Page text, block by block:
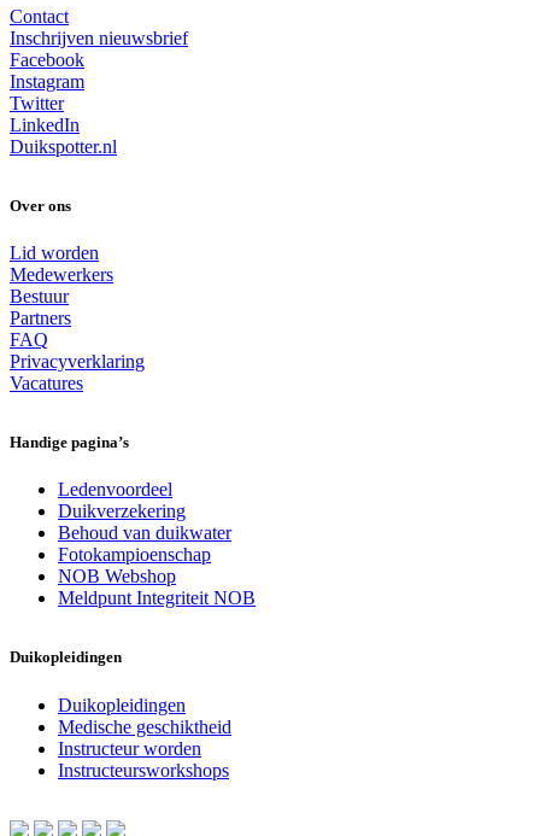
Contact
Inschrijven nieuwsbrief
Facebook
Instagram
Twitter
LinkedIn
Duikspotter.nl
Over ons
Lid worden
Medewerkers
Bestuur
Partners
FAQ
Privacyverklaring
Vacatures
Handige pagina’s
Ledenvoordeel
Duikverzekering
Behoud van duikwater
Fotokampioenschap
NOB Webshop
Meldpunt Integriteit NOB
Duikopleidingen
Duikopleidingen
Medische geschiktheid
Instructeur worden
Instructeursworkshops